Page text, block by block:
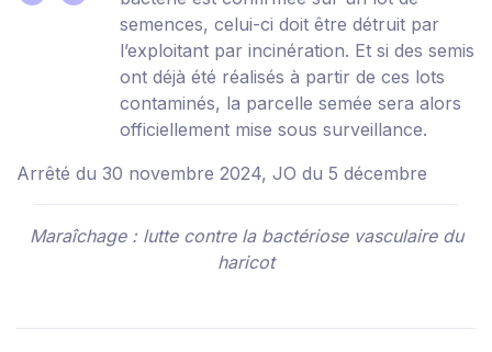
semences, celui-ci doit être détruit par
l’exploitant par incinération. Et si des semis
ont déjà été réalisés à partir de ces lots
contaminés, la parcelle semée sera alors
officiellement mise sous surveillance.
Arrêté du 30 novembre 2024, JO du 5 décembre
Maraîchage : lutte contre la bactériose vasculaire du
haricot